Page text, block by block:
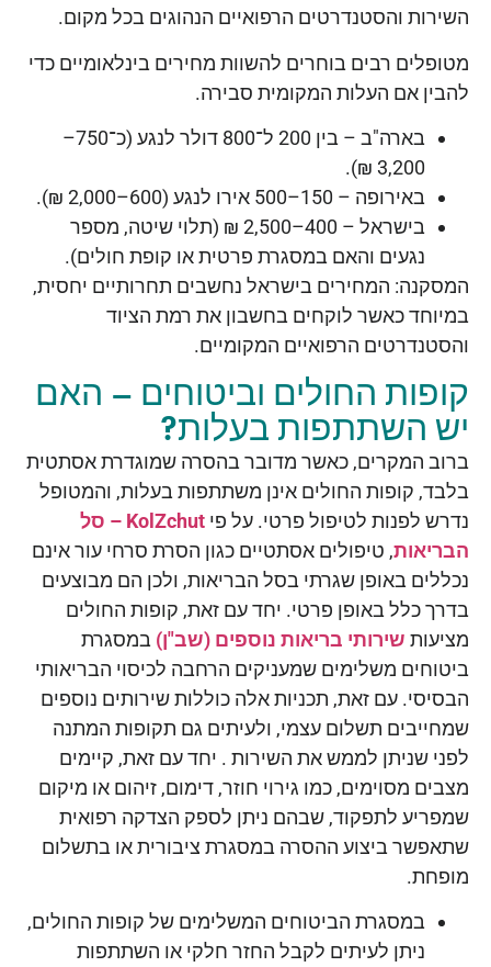
השירות והסטנדרטים הרפואיים הנהוגים בכל מקום.
מטופלים רבים בוחרים להשוות מחירים בינלאומיים כדי
להבין אם העלות המקומית סבירה.
בארה"ב – בין 200 ל־800 דולר לנגע (כ־750–
3,200 ₪).
באירופה – 150–500 אירו לנגע (600–2,000 ₪).
בישראל – 400–2,500 ₪ (תלוי שיטה, מספר
נגעים והאם במסגרת פרטית או קופת חולים).
המסקנה: המחירים בישראל נחשבים תחרותיים יחסית,
במיוחד כאשר לוקחים בחשבון את רמת הציוד
והסטנדרטים הרפואיים המקומיים.
קופות החולים וביטוחים – האם
יש השתתפות בעלות?
ברוב המקרים, כאשר מדובר בהסרה שמוגדרת אסתטית
בלבד, קופות החולים אינן משתתפות בעלות, והמטופל
נדרש לפנות לטיפול פרטי. על פי
KolZchut – סל
הבריאות, טיפולים אסתטיים כגון הסרת סרחי עור אינם
נכללים באופן שגרתי בסל הבריאות, ולכן הם מבוצעים
בדרך כלל באופן פרטי. יחד עם זאת, קופות החולים
מציעות שירותי בריאות נוספים (שב"ן) במסגרת
ביטוחים משלימים שמעניקים הרחבה לכיסוי הבריאותי
הבסיסי. עם זאת, תכניות אלה כוללות שירותים נוספים
שמחייבים תשלום עצמי, ולעיתים גם תקופות המתנה
לפני שניתן לממש את השירות . יחד עם זאת, קיימים
מצבים מסוימים, כמו גירוי חוזר, דימום, זיהום או מיקום
שמפריע לתפקוד, שבהם ניתן לספק הצדקה רפואית
שתאפשר ביצוע ההסרה במסגרת ציבורית או בתשלום
מופחת.
במסגרת הביטוחים המשלימים של קופות החולים,
ניתן לעיתים לקבל החזר חלקי או השתתפות